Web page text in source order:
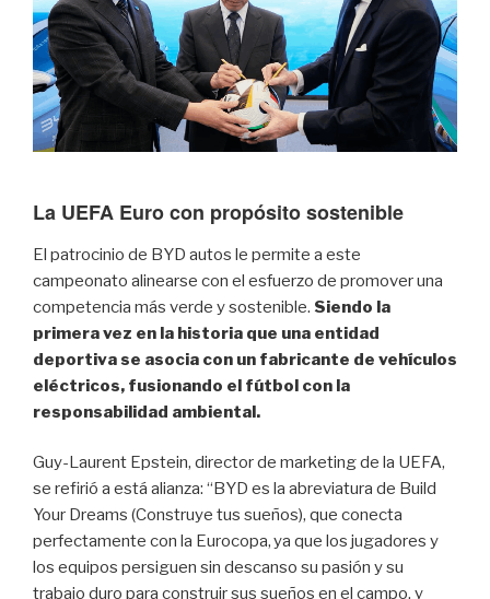
La UEFA Euro con propósito sostenible
El patrocinio de BYD autos le permite a este
campeonato alinearse con el esfuerzo de promover una
competencia más verde y sostenible. Siendo la
primera vez en la historia que una entidad
deportiva se asocia con un fabricante de vehículos
eléctricos, fusionando el fútbol con la
responsabilidad ambiental.
Guy-Laurent Epstein, director de marketing de la UEFA,
se refirió a está alianza: “BYD es la abreviatura de Build
Your Dreams (Construye tus sueños), que conecta
perfectamente con la Eurocopa, ya que los jugadores y
los equipos persiguen sin descanso su pasión y su
trabajo duro para construir sus sueños en el campo, y